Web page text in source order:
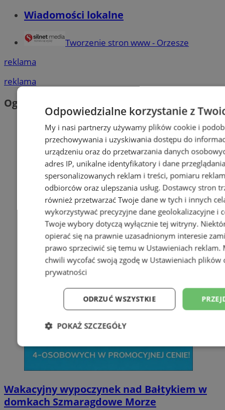
Wiadomości lokalne
Tworzenie stron www - Orzesze
reklama
reklama
Ogłoszenia
Wakacyjny wypoczynek nad Bałtykiem w
domkach Szmaragdowe Morze
Odpowiedzialne korzystanie z
My i nasi partnerzy używamy plików cookie i
przechowywania i uzyskiwania dostępu do
urządzeniu oraz do przetwarzania danych
adres IP, unikalne identyfikatory i dane
spersonalizowanych reklam i treści, pomiaru
odbiorców oraz ulepszania usług. Dostawcy stron
również przetwarzać Twoje dane w tych i innych
wykorzystywać precyzyjne dane geolokalizacyjne i
Twoje wybory dotyczą wyłącznie tej witryny.
opierać się na prawnie uzasadnionym interesie
prawo sprzeciwić się temu w Ustawieniach reklam.
chwili wycofać swoją zgodę w Ustawieniach plików
prywatności
ODRZUĆ WSZYSTKIE
POKAŻ SZCZEGÓŁY
Niezbędne Wydajność
Niesklasyfikowane